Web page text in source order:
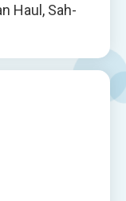
Haul, Sah-